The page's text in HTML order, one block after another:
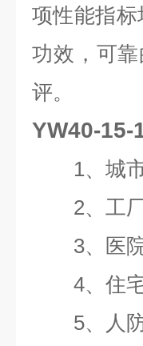
项性能指
功效，可
评。
YW40-15-
1、城市
2、工厂
3、医院
4、住宅
5、人防